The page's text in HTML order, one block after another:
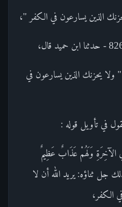
الذين يسارعون في الكفر "،
ولا يحزنك الذين يسارعون في
الآخِرَةِ وَلَهُمْ عَذَابٌ عَظِيمٌ
جل ثناؤه: يريد الله أن لا
الكفر،